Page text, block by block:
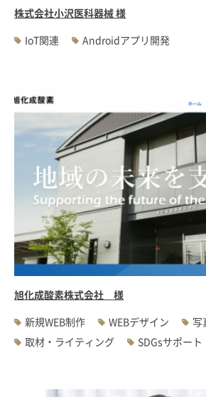
#採用・求人
#学校・教育・スクール
#病院・クリニック・医療
#集客サポート
株式会社小沢医科器械 様
IoT関連
Androidアプリ開発
旭化成酸素株式会社 様
新規WEB制作
WEBデザイン
写
取材・ライティング
SDGsサポート